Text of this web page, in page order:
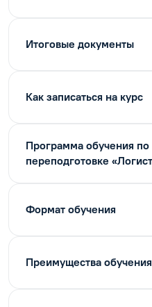
Итоговые документы
Как записаться на курс
Программа обучения
переподготовке
Формат обучения
Преимущества обучения